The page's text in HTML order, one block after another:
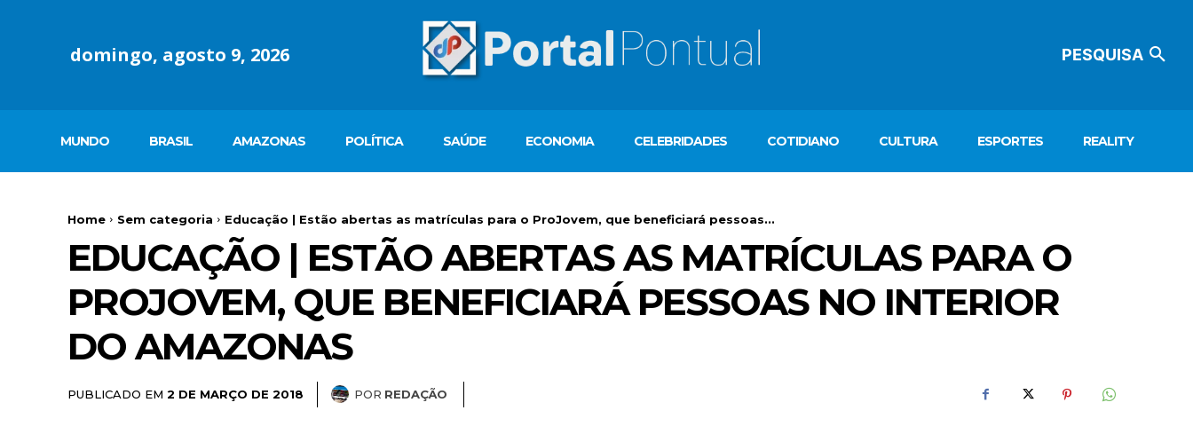
domingo, agosto 9, 2026 PESQUISA
MUNDO BRASIL AMAZONAS POLÍTICA SAÚDE ECONOMIA CELEBRIDADES COTIDIANO CULTURA ESPORTES REALITY
Home Sem categoria Educação | Estão abertas as matrículas para o ProJovem, que beneficiará pessoas...
EDUCAÇÃO | ESTÃO ABERTAS AS MATRÍCULAS PARA O
PROJOVEM, QUE BENEFICIARÁ PESSOAS NO INTERIOR
DO AMAZONAS
PUBLICADO EM 2 DE MARÇO DE 2018 POR REDAÇÃO